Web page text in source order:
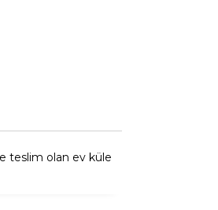
teslim olan ev küle